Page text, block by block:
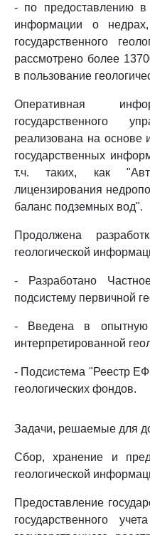
- по предоставлению в
информации о
государственного
рассмотрено более
в пользование
Оперативная
государственного
реализована на основе
государственных
т.ч. таких, как
лицензирования
баланс подземных вод".
Продолжена
геологической
- Разработано
подсистему первичной
- Введена в опытную
интерпретированной
- Подсистема "Реестр
геологических фондов.
Задачи, решаемые для
Сбор, хранение и
геологической
Предоставление
государственного